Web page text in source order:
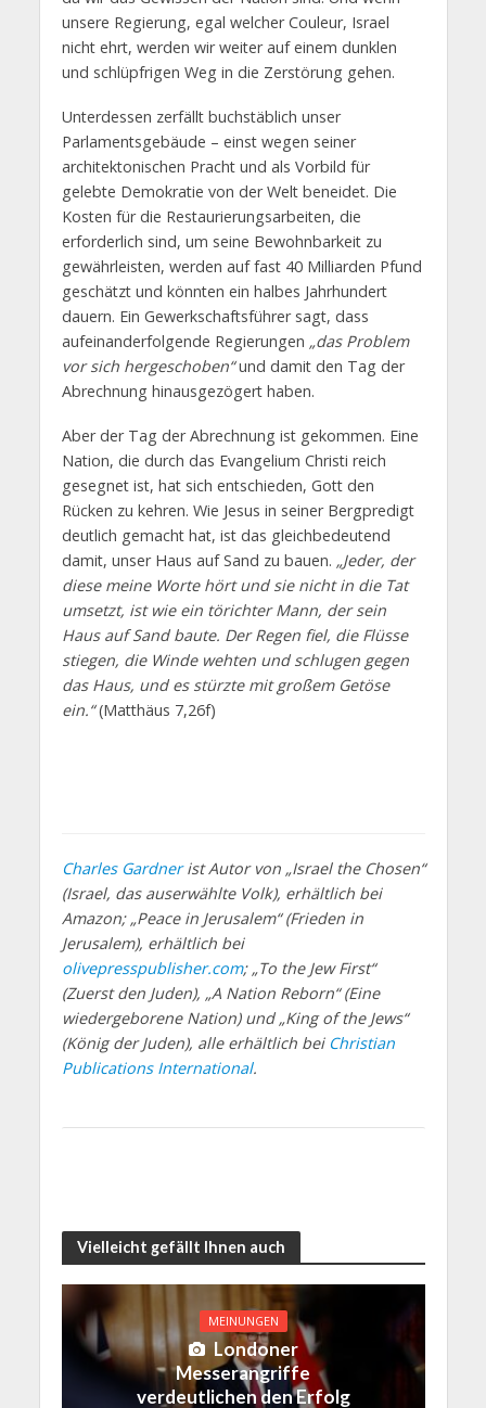
unsere Regierung, egal welcher Couleur, Israel
nicht ehrt, werden wir weiter auf einem dunklen
und schlüpfrigen Weg in die Zerstörung gehen.
Unterdessen zerfällt buchstäblich unser
Parlamentsgebäude – einst wegen seiner
architektonischen Pracht und als Vorbild für
gelebte Demokratie von der Welt beneidet. Die
Kosten für die Restaurierungsarbeiten, die
erforderlich sind, um seine Bewohnbarkeit zu
gewährleisten, werden auf fast 40 Milliarden Pfund
geschätzt und könnten ein halbes Jahrhundert
dauern. Ein Gewerkschaftsführer sagt, dass
aufeinanderfolgende Regierungen „das Problem
vor sich hergeschoben“und damit den Tag der
Abrechnung hinausgezögert haben.
Aber der Tag der Abrechnung ist gekommen. Eine
Nation, die durch das Evangelium Christi reich
gesegnet ist, hat sich entschieden, Gott den
Rücken zu kehren. Wie Jesus in seiner Bergpredigt
deutlich gemacht hat, ist das gleichbedeutend
damit, unser Haus auf Sand zu bauen. „Jeder, der
diese meine Worte hört und sie nicht in die Tat
umsetzt, ist wie ein törichter Mann, der sein
Haus auf Sand baute. Der Regen fiel, die Flüsse
stiegen, die Winde wehten und schlugen gegen
das Haus, und es stürzte mit großem Getöse
ein.“(Matthäus 7,26f)
Charles Gardnerist Autor von „Israel the Chosen“
(Israel, das auserwählte Volk), erhältlich bei
Amazon; „Peace in Jerusalem“ (Frieden in
Jerusalem), erhältlich bei
olivepresspublisher.com; „To the Jew First“
(Zuerst den Juden), „A Nation Reborn“ (Eine
wiedergeborene Nation) und „King of the Jews“
(König der Juden), alle erhältlich bei Christian
Publications International.
Vielleicht gefällt Ihnen auch
MEINUNGEN
Londoner
Messerangriffe
verdeutlichen den Erfolg